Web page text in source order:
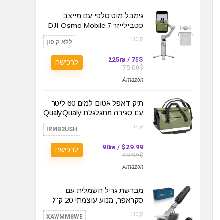
גימבל מוט סלפי עם מייצב
סטבילייזר DJI Osmo Mobile 7
קופון: ללא קופון
75$ / 225₪
75.00$
Amazon
לרכישה
תיק דאפל אטום למים 60 ליטר
עם סגירה מתגלגלת QualyQualy
קופון: IRMB2USH
$29.99 / 90₪
49.99$
Amazon
לרכישה
מברשת גריל חשמלית עם
סקראפר, מנוע עוצמתי 20 ק"ג
קופון: XAWMM8WB